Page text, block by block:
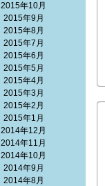
2015年10月
2015年9月
2015年8月
2015年7月
2015年6月
2015年5月
2015年4月
2015年3月
2015年2月
2015年1月
2014年12月
2014年11月
2014年10月
2014年9月
2014年8月